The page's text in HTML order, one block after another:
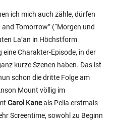
ich mich auch zähle, dürfen
Tomorrow” (“Morgen und
La’an in Höchstform
Charakter-Episode, in der
kurze Szenen haben. Das ist
schon die dritte Folge am
Mount völlig im
Carol Kaneals Pelia erstmals
Screentime, sowohl zu Beginn